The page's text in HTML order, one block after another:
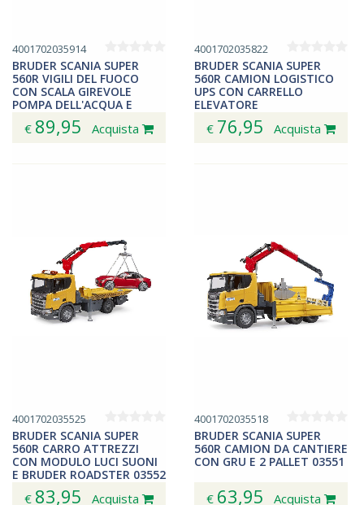
4001702035914
BRUDER SCANIA SUPER
560R VIGILI DEL FUOCO
CON SCALA GIREVOLE
POMPA DELL'ACQUA E
MODULO LUCI E SUONI
03591
€ 89,95 Acquista
4001702035822
BRUDER SCANIA SUPER
560R CAMION LOGISTICO
UPS CON CARRELLO
ELEVATORE
AUTOMONTATO 03582
€ 76,95 Acquista
4001702035525
BRUDER SCANIA SUPER
560R CARRO ATTREZZI
CON MODULO LUCI SUONI
E BRUDER ROADSTER 03552
€ 83,95 Acquista
4001702035518
BRUDER SCANIA SUPER
560R CAMION DA CANTIERE
CON GRU E 2 PALLET 03551
€ 63,95 Acquista